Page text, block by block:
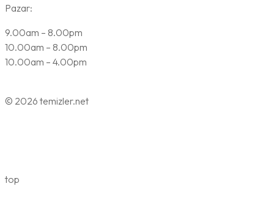
Pazar:
9.00am – 8.00pm
10.00am – 8.00pm
10.00am – 4.00pm
© 2026 temizler.net
top